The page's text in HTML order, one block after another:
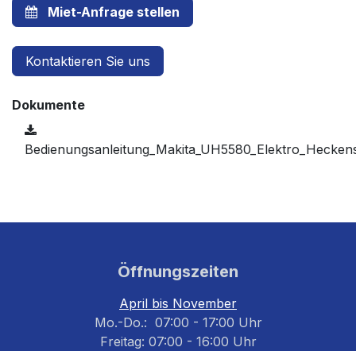
Miet-Anfrage stellen
Kontaktieren Sie uns
Dokumente
Öffnungszeiten
April bis November
Mo.-Do.: 07:00 - 17:00 Uhr
Freitag: 07:00 - 16:00 Uhr